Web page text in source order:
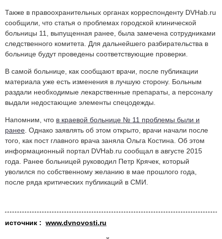
Также в правоохранительных органах корреспонденту DVHab.ru
сообщили, что статья о проблемах городской клинической
больницы 11, выпущенная ранее, была замечена сотрудниками
следственного комитета. Для дальнейшего разбирательства в
больнице будут проведены соответствующие проверки.
В самой больнице, как сообщают врачи, после публикации
материала уже есть изменения в лучшую сторону. Больным
раздали необходимые лекарственные препараты, а персоналу
выдали недостающие элементы спецодежды.
Напомним, что в краевой больнице № 11 проблемы были и
ранее . Однако заявлять об этом открыто, врачи начали после
того, как пост главного врача заняла Ольга Костина. Об этом
информационный портал DVHab.ru сообщал в августе 2015
года. Ранее больницей руководил Петр Крячек, который
уволился по собственному желанию в мае прошлого года,
после ряда критических публикаций в СМИ.
источник : www.dvnovosti.ru